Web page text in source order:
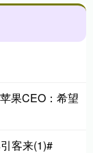
果CEO：希望
客来(1)#